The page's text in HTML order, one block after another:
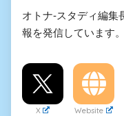
オトナ-スタディ編集
報を発信しています。
X Website